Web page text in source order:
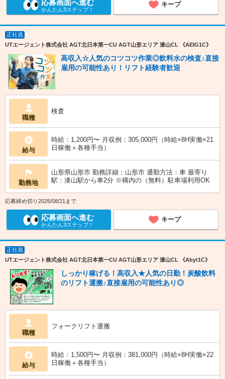
応募画面へ進む
かんたん3ステップ！
キープ
正社員
UTエージェント株式会社 AGT北日本第一CU AGT山形エリア 漆山CL 《AEIG1C》
高収入☆人気のコツコツ作業◎飲料水の検査♪直接
雇用の可能性あり！リフト経験者歓迎
職種
検査
給与
時給：1,200円〜 月収例：305,000円（時給×8H実働×21
日稼働＋各種手当）
勤務地
山形県山形市 勤務詳細：山形市 通勤方法：車 最寄り
駅：漆山駅から車2分 ※構内の（無料）駐車場利用OK
応募締め切り2026/08/21まで
応募画面へ進む
かんたん3ステップ！
キープ
正社員
UTエージェント株式会社 AGT北日本第一CU AGT山形エリア 漆山CL 《Abyt1C》
しっかり稼げる！高収入★人気の日勤！炭酸飲料
のリフト運搬♪直接雇用の可能性あり◎
職種
フォークリフト運搬
給与
時給：1,500円〜 月収例：381,000円（時給×8H実働×22
日稼働＋各種手当）